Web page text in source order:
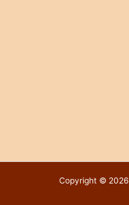
Copyright © 2026